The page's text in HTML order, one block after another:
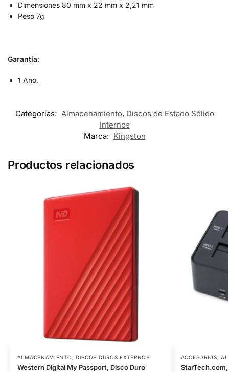
Dimensiones 80 mm x 22 mm x 2,21 mm
Peso 7g
Garantía:
1 Año.
Categorías: Almacenamiento, Discos de Estado Sólido
Internos
Marca: Kingston
Productos relacionados
ALMACENAMIENTO , DISCOS DUROS EXTERNOS
Western Digital My Passport, Disco Duro
ACCESORIOS,